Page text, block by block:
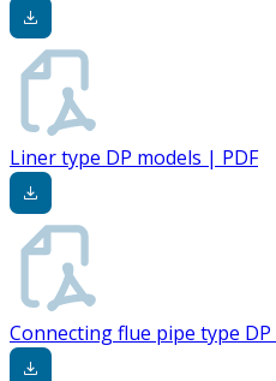
Liner type DP models | PDF
Connecting flue pipe type